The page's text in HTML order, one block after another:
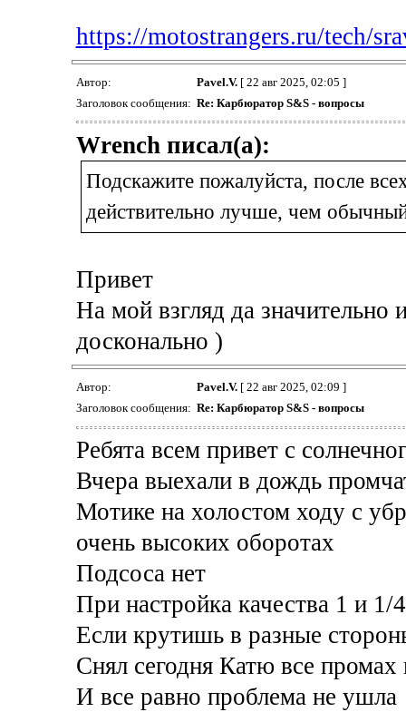
https://motostrangers.ru/tech/
Автор: Pavel.V.[ 22 авг 2025, 02:05 ]
Заголовок сообщения: Re: Карбюратор S&S - вопросы
Wrench писал(а):
Подскажите пожалуйста, после
действительно лучше, чем
Привет
На мой взгляд да значительно
досконально )
Автор: Pavel.V.[ 22 авг 2025, 02:09 ]
Заголовок сообщения: Re: Карбюратор S&S - вопросы
Ребята всем привет с
Вчера выехали в дождь
Мотике на холостом ходу с
очень высоких оборотах
Подсоса нет
При настройка качества 1 и 1/4
Если крутишь в разные
Снял сегодня Катю все промах
И все равно проблема не ушла